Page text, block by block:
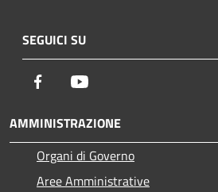
SEGUICI SU
Facebook
AMMINISTRAZIONE
Organi di Governo
Aree Amministrative